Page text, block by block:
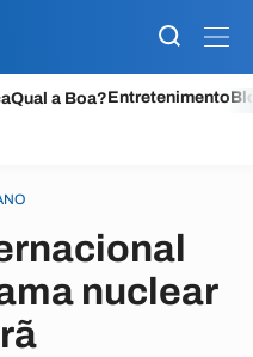
Qual a Boa?Entretenimento
nuclear